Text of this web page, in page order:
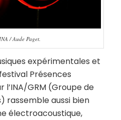
/ Aude Paget.
expérimentales et
Présences
GRM (Groupe de
rassemble aussi bien
électroacoustique,